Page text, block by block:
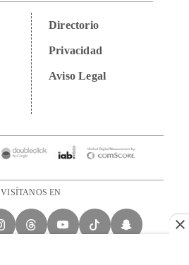
Directorio
Privacidad
Aviso Legal
VISÍTANOS EN